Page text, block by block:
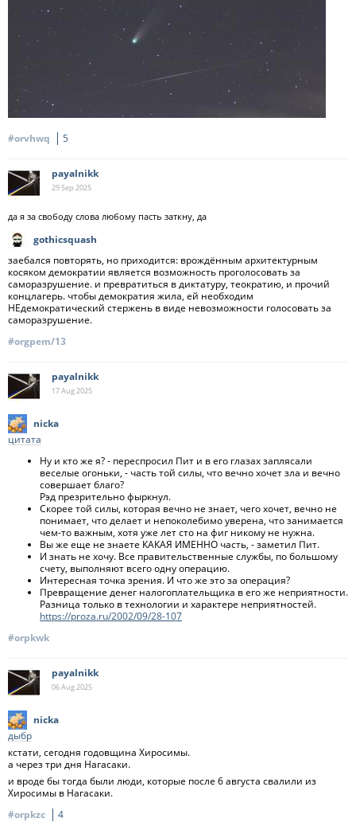
#orvhwq 5
payalnikk
29 Sep 2025
да я за свободу слова любому пасть заткну, да
gothicsquash
заебался повторять, но приходится: врождённым архитектурным
косяком демократии является возможность проголосовать за
саморазрушение. и превратиться в диктатуру, теократию, и прочий
концлагерь. чтобы демократия жила, ей необходим
НЕдемократический стержень в виде невозможности голосовать за
саморазрушение.
#orgpem/13
payalnikk
17 Aug 2025
nicka
цитата
Ну и кто же я? - переспросил Пит и в его глазах заплясали
веселые огоньки, - часть той силы, что вечно хочет зла и вечно
совершает благо?
Рэд презрительно фыркнул.
Скорее той силы, которая вечно не знает, чего хочет, вечно не
понимает, что делает и непоколебимо уверена, что занимается
чем-то важным, хотя уже лет сто на фиг никому не нужна.
Вы же еще не знаете КАКАЯ ИМЕННО часть, - заметил Пит.
И знать не хочу. Все правительственные службы, по большому
счету, выполняют всего одну операцию.
Интересная точка зрения. И что же это за операция?
Превращение денег налогоплательщика в его же неприятности.
Разница только в технологии и характере неприятностей.
https://proza.ru/2002/09/28-107
#orpkwk
payalnikk
06 Aug 2025
nicka
дыбр
кстати, сегодня годовщина Хиросимы.
а через три дня Нагасаки.
и вроде бы тогда были люди, которые после 6 августа свалили из
Хиросимы в Нагасаки.
#orpkzc
4